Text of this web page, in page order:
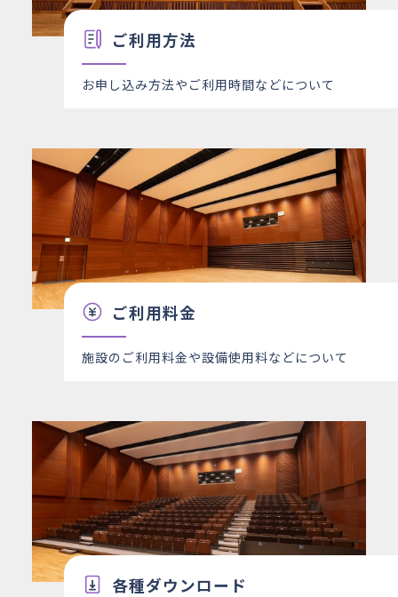
ご利用方法
お申し込み方法やご利用時間などについて
ご利用料金
施設のご利用料金や設備使用料などについて
各種ダウンロード